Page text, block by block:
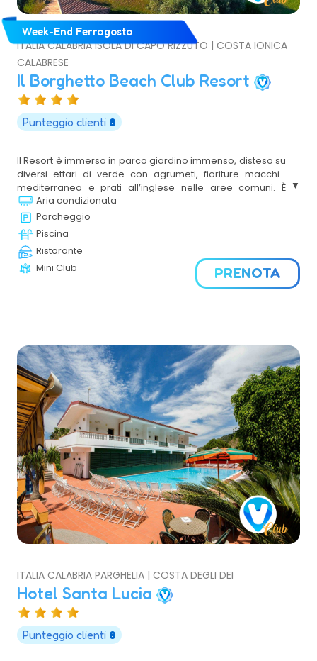
Week-End Ferragosto
ITALIA CALABRIA ISOLA DI CAPO RIZZUTO | COSTA IONICA
CALABRESE
Il Borghetto Beach Club Resort
Punteggio clienti 8
Il Resort è immerso in parco giardino immenso, disteso su
diversi ettari di verde con agrumeti, fioriture macchia
mediterranea e prati all’inglese nelle aree comuni. È
situato in posizione privilegiata, in un’oasi di naturale di
sabbia fine, con mare a fondale basso effetto laguna,
protetta da vegetazione e racchiusa tra scogliere. Il
Resort è composto da un grande viale di entrata alberato
che porta alla Club House dove è posizionato il
ricevimento e dove il relax si consuma nelle sale
soggiorno rifinite con estrema cura e dall’atmosfera
Aria condizionata
Parcheggio
Piscina
Ristorante
Mini Club
PRENOTA
ITALIA CALABRIA PARGHELIA | COSTA DEGLI DEI
Hotel Santa Lucia
Punteggio clienti 8